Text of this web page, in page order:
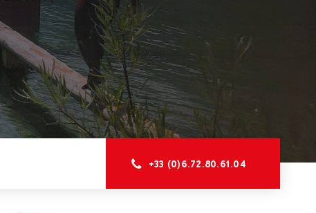
+33 (0)6.72.80.61.04